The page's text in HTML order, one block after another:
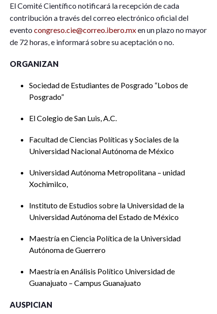
El Comité Científico notificará la recepción de cada
contribución a través del correo electrónico oficial del
evento congreso.cie@correo.ibero.mxen un plazo no mayor
de 72 horas, e informará sobre su aceptación o no.
ORGANIZAN
Sociedad de Estudiantes de Posgrado “Lobos de
Posgrado”
El Colegio de San Luis, A.C.
Facultad de Ciencias Políticas y Sociales de la
Universidad Nacional Autónoma de México
Universidad Autónoma Metropolitana – unidad
Xochimilco,
Instituto de Estudios sobre la Universidad de la
Universidad Autónoma del Estado de México
Maestría en Ciencia Política de la Universidad
Autónoma de Guerrero
Maestría en Análisis Político Universidad de
Guanajuato – Campus Guanajuato
AUSPICIAN